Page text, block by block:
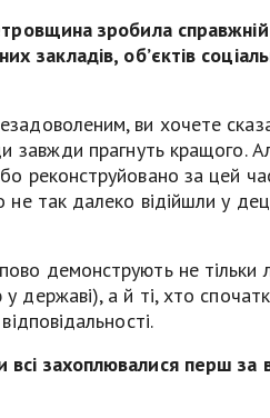
зробила
закладів, об’єктів
ви хочете
завжди прагнуть кращого.
реконструйовано за цей
так далеко відійшли у
демонструють не тільки
державі), а й ті, хто
захоплювалися перш за